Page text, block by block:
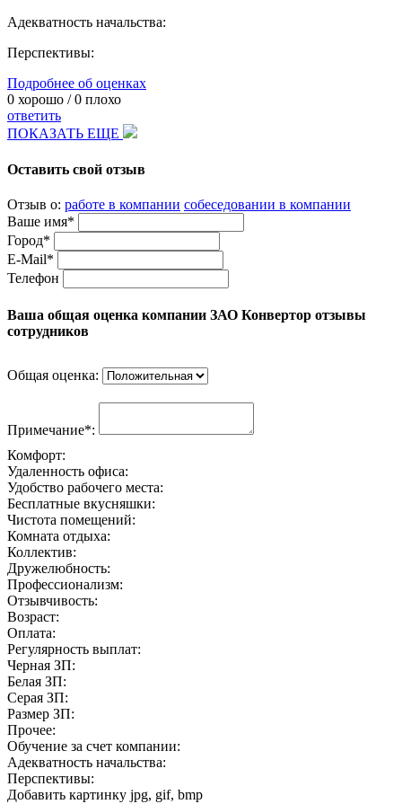
Адекватность начальства:
Перспективы:
Подробнее об оценках
0 хорошо /0 плохо
ответить
ПОКАЗАТЬ ЕЩЕ
Оставить свой отзыв
Отзыв о: работе в компании собеседовании в компании
Ваше имя*
Город*
E-Mail*
Телефон
Ваша общая оценка компании ЗАО Конвертор отзывы
сотрудников
Общая оценка:
Примечание*:
Комфорт:
Удаленность офиса:
Удобство рабочего места:
Бесплатные вкусняшки:
Чистота помещений:
Комната отдыха:
Коллектив:
Дружелюбность:
Профессионализм:
Отзывчивость:
Возраст:
Оплата:
Регулярность выплат:
Черная ЗП:
Белая ЗП:
Серая ЗП:
Размер ЗП:
Прочее:
Обучение за счет компании:
Адекватность начальства:
Перспективы:
Добавить картинку jpg, gif, bmp